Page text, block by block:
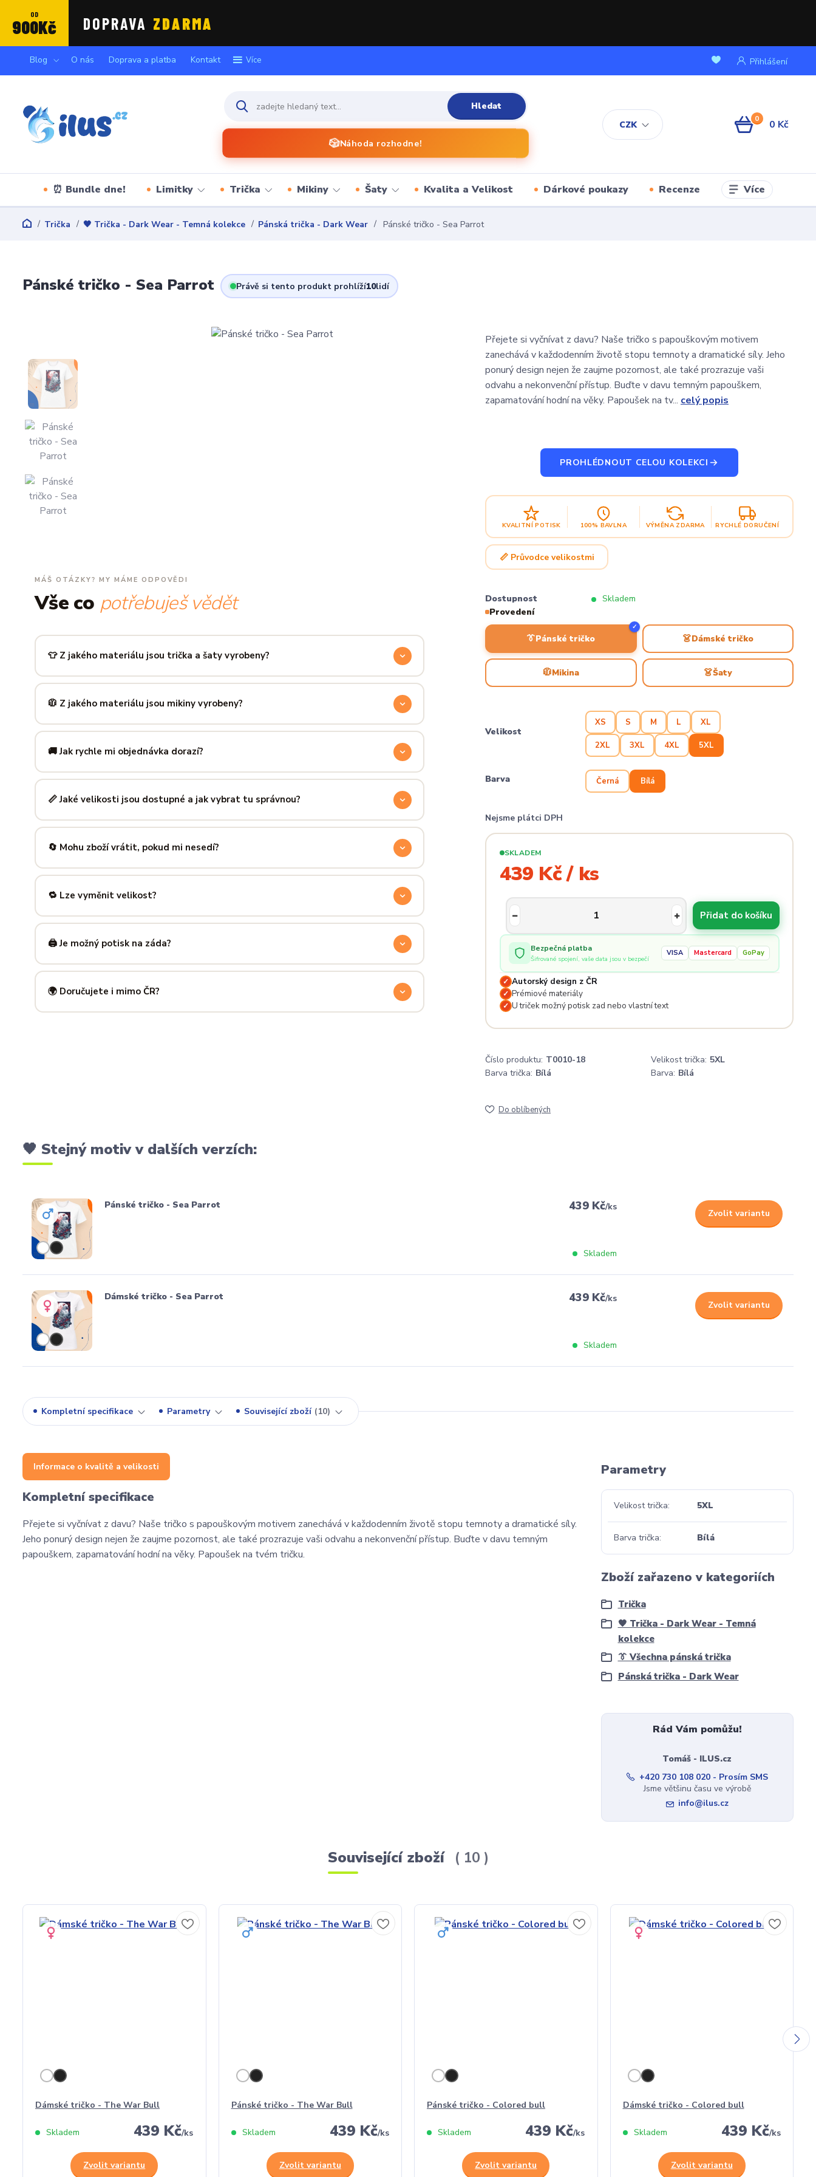
OD
900Kč DOPRAVA ZDARMA
Blog O nás Doprava a platba Kontakt Více
CZK
Přihlášení
Hledat
🎲Náhoda rozhodne!
0 0 Kč
⏰ Bundle dne! Limitky Trička Mikiny Šaty Kvalita a Velikost Dárkové poukazy Recenze Více
Trička 🖤 Trička - Dark Wear - Temná kolekce Pánská trička - Dark Wear Pánské tričko - Sea Parrot
Pánské tričko - Sea Parrot Právě si tento produkt prohlíží10lidí
MÁŠ OTÁZKY? MY MÁME ODPOVĚDI
Vše co potřebuješ vědět
👕 Z jakého materiálu jsou trička a šaty vyrobeny?
Používáme prémiovou 100% bavlnu — měkkou na dotek, prodyšnou a odolnou. Produkt si
zachová tvar i barvu i po desítkách praní. Kvalita, kterou pocítíš hned při prvním oblečení.
🧥 Z jakého materiálu jsou mikiny vyrobeny?
Mikiny šijeme ze směsi80 % bavlny a 20 % polyesteru— příjemně hřejivá, pevná a zároveň
prodyšná kombinace, která si dlouho drží tvar i po opakovaném praní.
🚚 Jak rychle mi objednávka dorazí?
Mimo sezónu balíme a odesíláme do 3 pracovních dní. Doručení přes PPL, GLS nebo Českou
poštu trvá obvykle 1–3 pracovní dny — zboží tak můžeš mít u sebe už za pár dní.
📏 Jaké velikosti jsou dostupné a jak vybrat tu správnou?
Nabízíme velikosti XS až 5XL, takže si vybere opravdu každý. Klikni naPrůvodce velikostmi
výše — najdeš tam přesné míry v cm a výběr velikosti bude hračka.
🔄 Mohu zboží vrátit, pokud mi nesedí?
Samozřejmě. Máš plných14 dní na vráceníbez udání důvodu. Stačí nás kontaktovat na
info@ilus.cza vše vyřídíme rychle a bez komplikací.
🔁 Lze vyměnit velikost?
Standardně výměnu nenabízíme, ale víme, že se to stane — proto se nebojte napsat na
info@ilus.cz. Většinou společně najdeme řešení, které vás potěší.
🖨️ Je možný potisk na záda?
Ano! Potisk zad je možný u většiny našich produktů — skvělé pro originální dárky nebo párové
kousky. Napiš nám předem na
🌍 Doručujete i mimo ČR?
Přejete si vyčnívat z davu? Naše tričko s papouškovým motivem
zanechává v každodenním životě stopu temnoty a dramatické síly. Jeho
ponurý design nejen že zaujme pozornost, ale také prozrazuje vaši
odvahu a nekonvenční přístup. Buďte v davu temným papouškem,
zapamatování hodní na věky. Papoušek na tv... celý popis
PROHLÉDNOUT CELOU KOLEKCI
KVALITNÍ POTISK 100% BAVLNA VÝMĚNA ZDARMA RYCHLÉ DORUČENÍ
📏 Průvodce velikostmi
Dostupnost
Skladem
Provedení
👔Pánské tričko
✓
👗Dámské tričko
🧥Mikina 👗Šaty
Velikost
XS S M L XL
2XL 3XL 4XL 5XL
Barva Černá Bílá
Nejsme plátci DPH
SKLADEM
439 Kč / ks
Přidat do košíku
Bezpečná platba
Šifrované spojení, vaše data jsou v bezpečí
VISA Mastercard GoPay
✓ Autorský design z ČR
✓ Prémiové materiály
✓ U triček možný potisk zad nebo vlastní text
Číslo produktu: T0010-18 Velikost trička: 5XL
Barva trička: Bílá Barva: Bílá
Do oblíbených
🖤 Stejný motiv v dalších verzích:
Pánské tričko - Sea Parrot 439 Kč/ks
Skladem
Zvolit variantu
Dámské tričko - Sea Parrot 439 Kč/ks
Skladem
Zvolit variantu
Kompletní specifikace Parametry Související zboží 10
Informace o kvalitě a velikosti
Kompletní specifikace
Přejete si vyčnívat z davu? Naše tričko s papouškovým motivem zanechává v každodenním životě stopu temnoty a dramatické síly.
Jeho ponurý design nejen že zaujme pozornost, ale také prozrazuje vaši odvahu a nekonvenční přístup. Buďte v davu temným
papouškem, zapamatování hodní na věky. Papoušek na tvém tričku.
Parametry
Velikost trička 5XL
Barva trička Bílá
Zboží zařazeno v kategoriích
Trička
🖤 Trička - Dark Wear - Temná
kolekce
👔 Všechna pánská trička
Pánská trička - Dark Wear
Rád Vám pomůžu!
Tomáš - ILUS.cz
+420 730 108 020 - Prosím SMS
Jsme většinu času ve výrobě
info@ilus.cz
Související zboží 10
Dámské tričko - The War Bull
439 Kč/ks
Skladem
Zvolit variantu
Pánské tričko - The War Bull
439 Kč/ks
Skladem
Zvolit variantu
Pánské tričko - Colored bull
439 Kč/ks
Skladem
Zvolit variantu
Dámské tričko - Colored bull
439 Kč/ks
Skladem
Zvolit variantu